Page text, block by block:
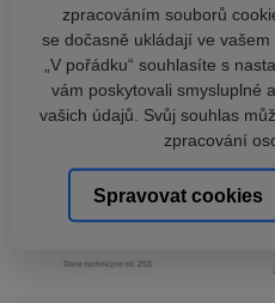
zpracováním souborů
se dočasně ukládají ve
„V pořádku“ souhlasíte s
vám poskytovali smysluplné
vašich údajů. Svůj souhlas
zpracování
Spravovat cookies